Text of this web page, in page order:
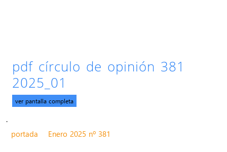
pdf círculo de opinión 381
2025_01
ver pantalla completa
.
portada
Enero 2025 nº 381